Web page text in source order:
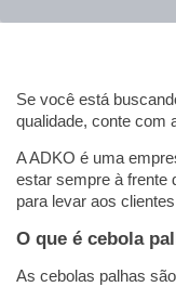
Se você está
qualidade, conte com
A ADKO é uma
estar sempre à frente
para levar aos
O que é cebola
As cebolas palhas